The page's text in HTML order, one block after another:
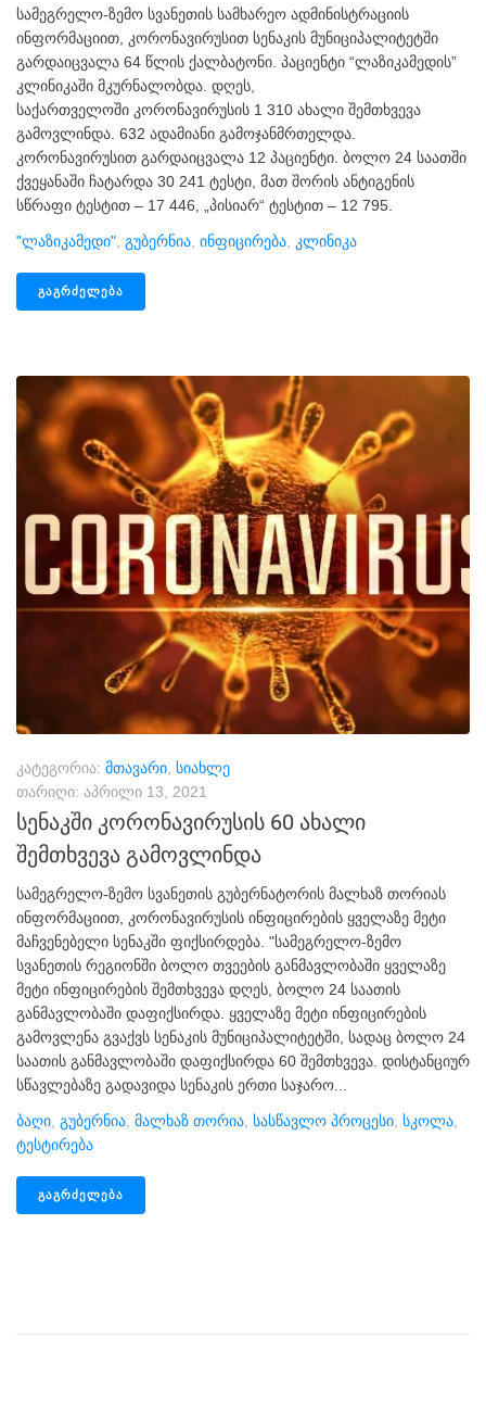
სამეგრელო-ზემო სვანეთის სამხარეო ადმინისტრაციის
ინფორმაციით, კორონავირუსით სენაკის მუნიციპალიტეტში
გარდაიცვალა 64 წლის ქალბატონი. პაციენტი “ლაზიკამედის”
კლინიკაში მკურნალობდა. დღეს,
საქართველოში კორონავირუსის 1 310 ახალი შემთხვევა
გამოვლინდა. 632 ადამიანი გამოჯანმრთელდა.
კორონავირუსით გარდაიცვალა 12 პაციენტი. ბოლო 24 საათში
ქვეყანაში ჩატარდა 30 241 ტესტი, მათ შორის ანტიგენის
სწრაფი ტესტით – 17 446, „პისიარ“ ტესტით – 12 795.
"ლაზიკამედი" Გუბერნია Ინფიცირება Კლინიკა
ᲒᲐᲒᲠᲫᲔᲚᲔᲑᲐ
კატეგორია: მთავარი სიახლე
თარიღი: აპრილი 13, 2021
სენაკში კორონავირუსის 60 ახალი
შემთხვევა გამოვლინდა
სამეგრელო-ზემო სვანეთის გუბერნატორის მალხაზ თორიას
ინფორმაციით, კორონავირუსის ინფიცირების ყველაზე მეტი
მაჩვენებელი სენაკში ფიქსირდება. "სამეგრელო-ზემო
სვანეთის რეგიონში ბოლო თვეების განმავლობაში ყველაზე
მეტი ინფიცირების შემთხვევა დღეს, ბოლო 24 საათის
განმავლობაში დაფიქსირდა. ყველაზე მეტი ინფიცირების
გამოვლენა გვაქვს სენაკის მუნიციპალიტეტში, სადაც ბოლო 24
საათის განმავლობაში დაფიქსირდა 60 შემთხვევა. დისტანციურ
სწავლებაზე გადავიდა სენაკის ერთი საჯარო...
Ბაღი Გუბერნია Მალხაზ Თორია Სასწავლო Პროცესი Სკოლა
Ტესტირება
ᲒᲐᲒᲠᲫᲔᲚᲔᲑᲐ